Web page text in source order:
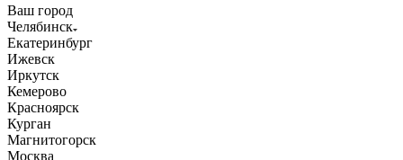
Ваш город
Челябинск
Екатеринбург
Ижевск
Иркутск
Кемерово
Красноярск
Курган
Магнитогорск
Москва